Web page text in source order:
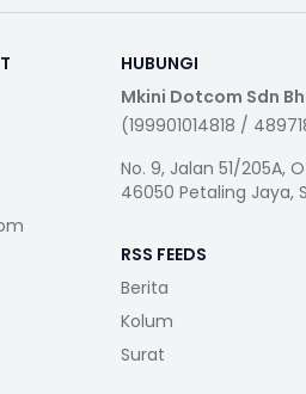
HUBUNGI
Mkini Dotcom Sdn
(199901014818 /
No. 9, Jalan 51/205A,
46050 Petaling Jaya,
RSS FEEDS
Berita
Kolum
Surat